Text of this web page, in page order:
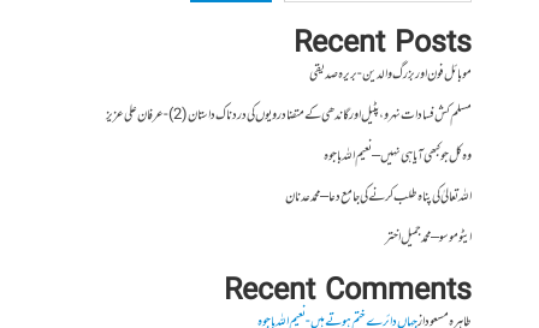
Recent Posts
موبائل فون اور بزرگ والدین- بریرہ صدیقی
مسلم کش فسادات نہرو، پٹیل اور گاندھی کے متضاد رویوں کی درد ناک داستان (2)- عرفان علی عزیز
وہ کل جو کبھی آیا ہی نہیں – نعیم اللہ باجوہ
اللہ تعالیٰ کی پناہ طلب کرنے کی جامع دعا – محمد عدنان
ایٹوموسو – محمد جمیل اختر
Recent Comments